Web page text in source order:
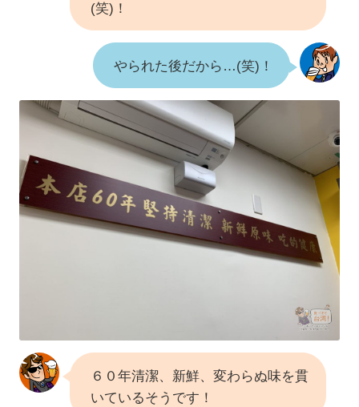
(笑)！
やられた後だから…(笑)！
６０年清潔、新鮮、変わらぬ味を貫
いているそうです！